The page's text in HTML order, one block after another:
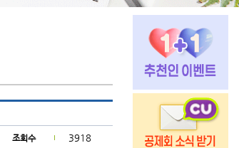
조회수 3918